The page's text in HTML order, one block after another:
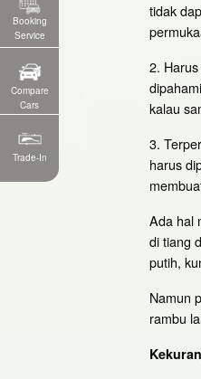
Booking
Service
Compare
Cars
Trade-In
tidak
2.
kalau
3.
harus
Ada hal
di tiang
putih,
Namun
rambu